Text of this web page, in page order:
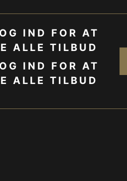
IND FOR AT
ALLE TILBUD
IND FOR AT
ALLE TILBUD